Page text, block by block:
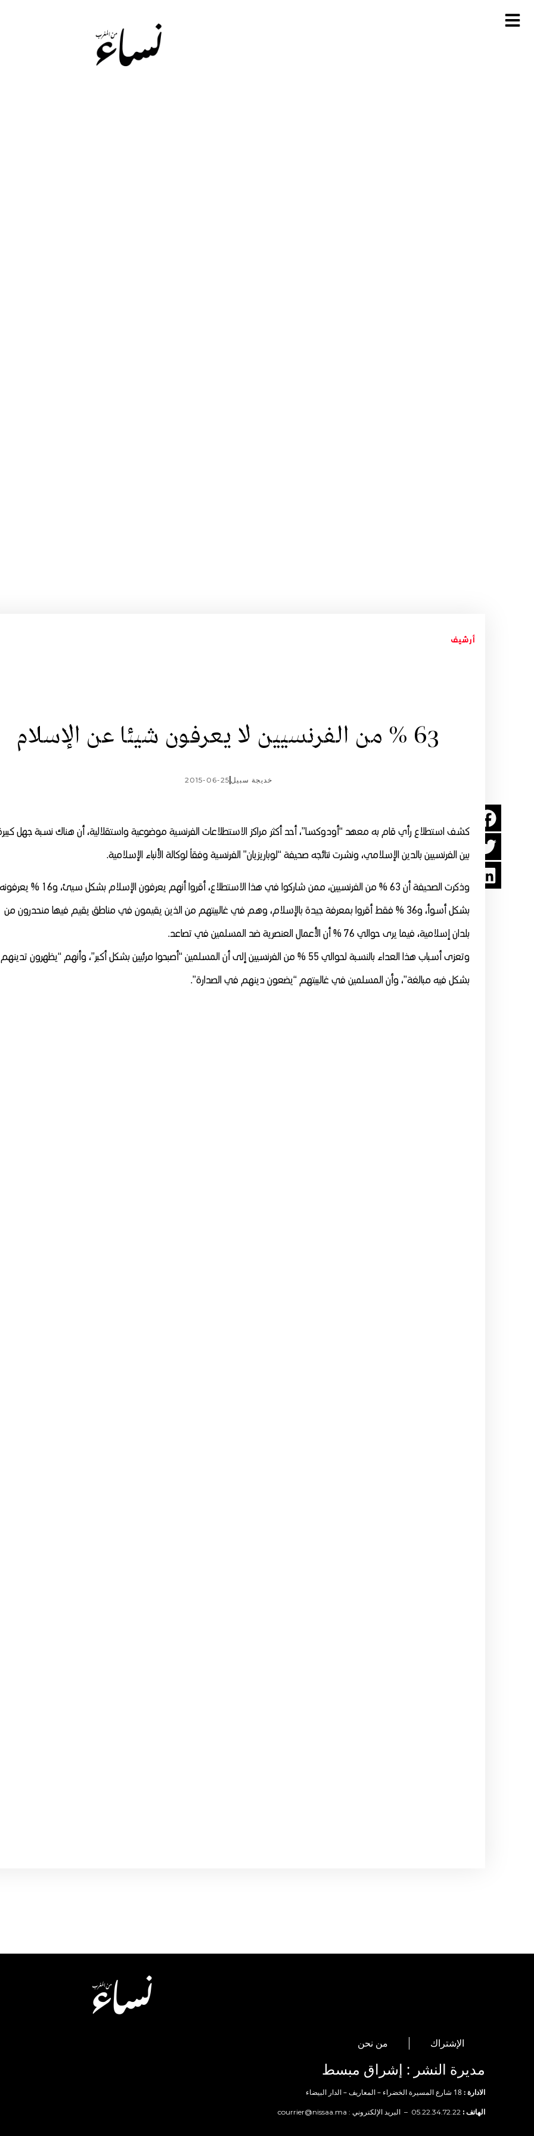
أرشيف
63 % من الفرنسيين لا يعرفون شيئا عن الإسلام
خديجة سبيل 2015-06-25
كشف استطلاع رأي قام به معهد “أودوكسا”، أحد أكثر مراكز الاستطلاعات الفرنسية موضوعية واستقلالية، أن هناك نسبة جهل
بين الفرنسيين بالدين الإسلامي، ونشرت نتائجه صحيفة “لوباريزيان” الفرنسية وفقاً لوكالة الأنباء الإسلامية.
وذكرت الصحيفة أن 63 % من الفرنسيين، ممن شاركوا في هذا الاستطلاع، أقروا أنهم يعرفون الإسلام بشكل سيئ، و16 % يعرفونه
بشكل أسوأ، و36 % فقط أقروا بمعرفة جيدة بالإسلام، وهم في غالبيتهم من الذين يقيمون في مناطق يقيم فيها منحدرون من
بلدان إسلامية، فيما يرى حوالي 76 % أن الأعمال العنصرية ضد المسلمين في تصاعد.
وتعزى أسباب هذا العداء بالنسبة لحوالي 55 % من الفرنسيين إلى أن المسلمين “أصبحوا مرئيين بشكل أكبر”، وأنهم “يظهرون تدينهم
بشكل فيه مبالغة”، وأن المسلمين في غالبيتهم “يضعون دينهم في الصدارة”.
الإشتراك من نحن
مديرة النشر : إشراق مبسط
الادارة :
الهاتف : 05.22.34.72.22 – البريد الإلكتروني : courrier@nissaa.ma